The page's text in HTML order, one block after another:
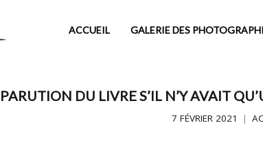
ACCUEIL GALERIE DES
PARUTION DU LIVRE S’IL N’Y AVAIT
7 FÉVRIER 2021